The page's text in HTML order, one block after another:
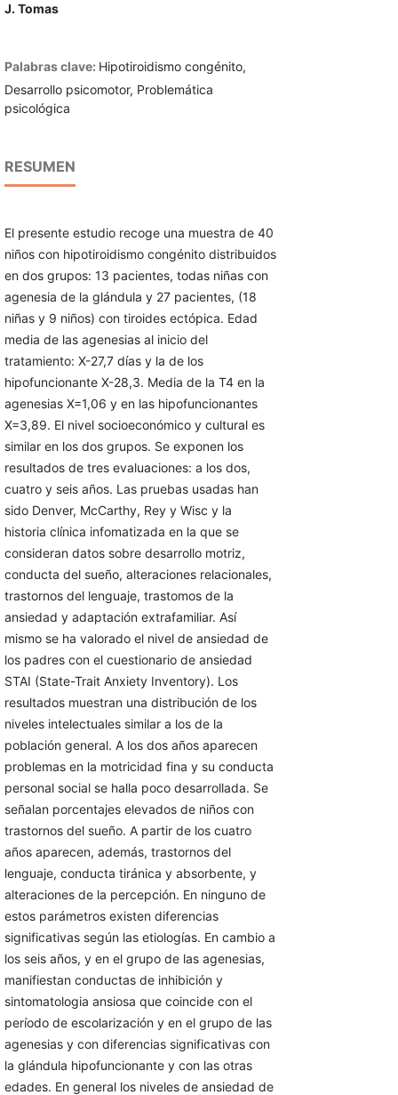
J. Tomas
Palabras clave: Hipotiroidismo congénito,
Desarrollo psicomotor, Problemática
psicológica
RESUMEN
El presente estudio recoge una muestra de 40
niños con hipotiroidismo congénito distribuidos
en dos grupos: 13 pacientes, todas niñas con
agenesia de la glándula y 27 pacientes, (18
niñas y 9 niños) con tiroides ectópica. Edad
media de las agenesias al inicio del
tratamiento: X-27,7 días y la de los
hipofuncionante X-28,3. Media de la T4 en la
agenesias X=1,06 y en las hipofuncionantes
X=3,89. El nivel socioeconómico y cultural es
similar en los dos grupos. Se exponen los
resultados de tres evaluaciones: a los dos,
cuatro y seis años. Las pruebas usadas han
sido Denver, McCarthy, Rey y Wisc y la
historia clínica infomatizada en la que se
consideran datos sobre desarrollo motriz,
conducta del sueño, alteraciones relacionales,
trastornos del lenguaje, trastomos de la
ansiedad y adaptación extrafamiliar. Así
mismo se ha valorado el nivel de ansiedad de
los padres con el cuestionario de ansiedad
STAI (State-Trait Anxiety Inventory). Los
resultados muestran una distribución de los
niveles intelectuales similar a los de la
población general. A los dos años aparecen
problemas en la motricidad fina y su conducta
personal social se halla poco desarrollada. Se
señalan porcentajes elevados de niños con
trastornos del sueño. A partir de los cuatro
años aparecen, además, trastornos del
lenguaje, conducta tiránica y absorbente, y
alteraciones de la percepción. En ninguno de
estos parámetros existen diferencias
significativas según las etiologías. En cambio a
los seis años, y en el grupo de las agenesias,
manifiestan conductas de inhibición y
sintomatologia ansiosa que coincide con el
período de escolarización y en el grupo de las
agenesias y con diferencias significativas con
la glándula hipofuncionante y con las otras
edades. En general los niveles de ansiedad de